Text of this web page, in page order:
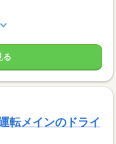
る
転メインのドライ